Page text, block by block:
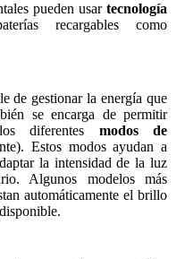
pueden usar tecnología
recargables como
de gestionar la energía que
se encarga de permitir
diferentes modos de
Estos modos ayudan a
la intensidad de la luz
Algunos modelos más
automáticamente el brillo